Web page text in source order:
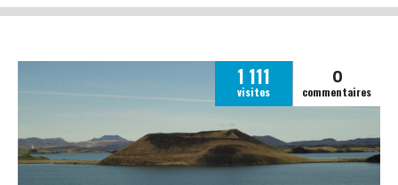
1 111
visites
0
commentaires